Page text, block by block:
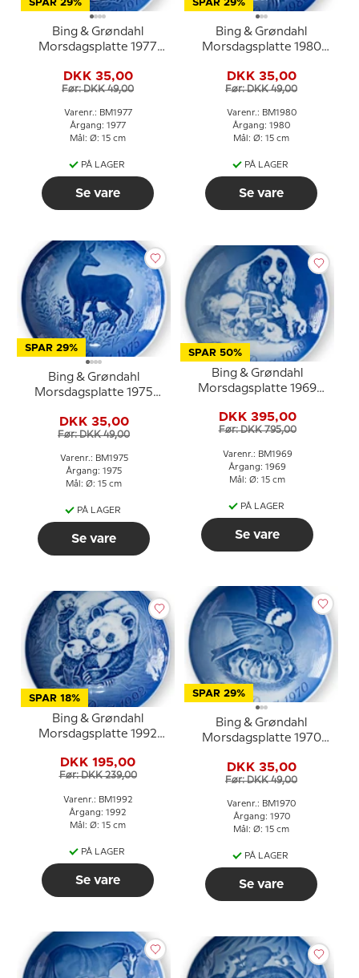
SPAR 29%
Bing & Grøndahl
Morsdagsplatte 1977
DKK 35,00
Før: DKK 49,00
Varenr.: BM1977
Årgang: 1977
Mål: Ø: 15 cm
PÅ LAGER
Se vare
SPAR 29%
Bing & Grøndahl
Morsdagsplatte 1980
DKK 35,00
Før: DKK 49,00
Varenr.: BM1980
Årgang: 1980
Mål: Ø: 15 cm
PÅ LAGER
Se vare
SPAR 29%
Bing & Grøndahl
Morsdagsplatte 1975
DKK 35,00
Før: DKK 49,00
Varenr.: BM1975
Årgang: 1975
Mål: Ø: 15 cm
PÅ LAGER
Se vare
SPAR 50%
Bing & Grøndahl
Morsdagsplatte 1969
hvalpe
DKK 395,00
Før: DKK 795,00
Varenr.: BM1969
Årgang: 1969
Mål: Ø: 15 cm
PÅ LAGER
Se vare
SPAR 18%
Bing & Grøndahl
Morsdagsplatte 1992
DKK 195,00
Før: DKK 239,00
Varenr.: BM1992
Årgang: 1992
Mål: Ø: 15 cm
PÅ LAGER
Se vare
SPAR 29%
Bing & Grøndahl
Morsdagsplatte 1970
DKK 35,00
Før: DKK 49,00
Varenr.: BM1970
Årgang: 1970
Mål: Ø: 15 cm
PÅ LAGER
Se vare